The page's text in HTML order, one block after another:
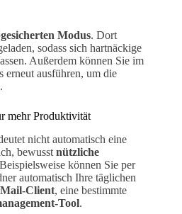
Modus. Dort
sodass sich hartnäckige
Außerdem können Sie im
erneut ausführen, um die
mehr Produktivität
nicht automatisch eine
bewusst nützliche
können Sie per
automatisch Ihre täglichen
Mail-Client, eine bestimmte
Tool.